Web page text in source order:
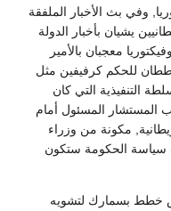
وفي بث الأخبار الملفقة
يشيان بأخبار الدولة
معجبان بالأمير
للحكم كرفيفين مثل
التنفيذية التي كان
المستشار المسئول أمام
مكونة من وزراء
سياسة الحكومة ستكون
خطط بسمارك لتشويه